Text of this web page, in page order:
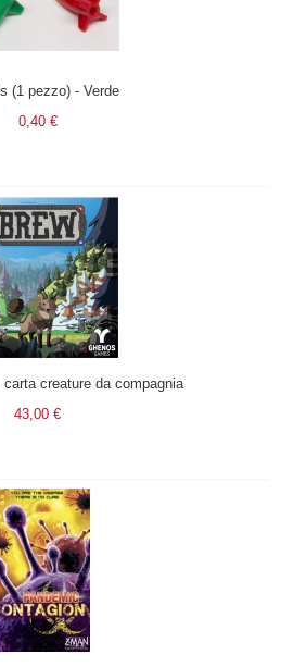
(1 pezzo) - Verde
0,40 €
carta creature da compagnia
43,00 €